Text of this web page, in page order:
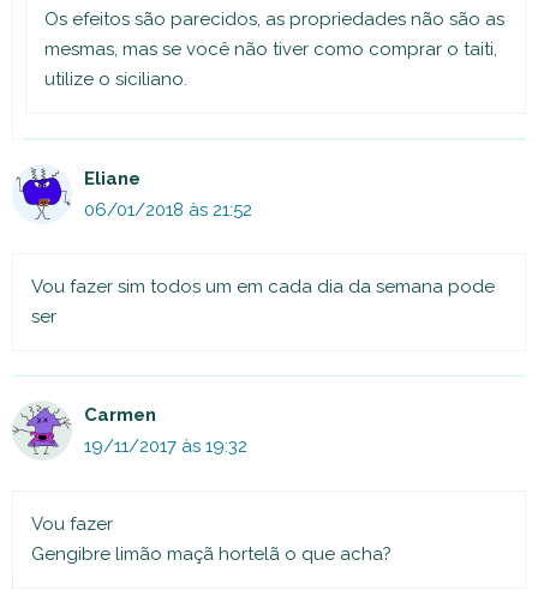
Os efeitos são parecidos, as propriedades não são as
mesmas, mas se você não tiver como comprar o taiti,
utilize o siciliano.
Eliane
06/01/2018 às 21:52
Vou fazer sim todos um em cada dia da semana pode
ser
Carmen
19/11/2017 às 19:32
Vou fazer
Gengibre limão maçã hortelã o que acha?